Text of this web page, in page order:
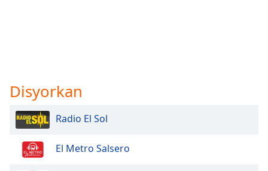
Disyorkan
Radio El Sol
El Metro Salsero